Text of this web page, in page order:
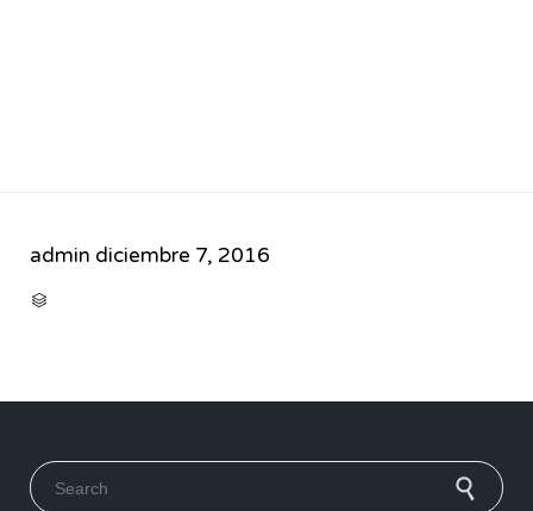
admin diciembre 7, 2016

Search for: